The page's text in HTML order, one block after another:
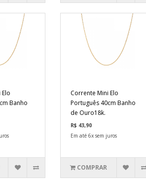
Banho
Corrente Mini Elo
Português 40cm Banho
de Ouro18k.
R$ 43,90
Em até 6x sem juros
COMPRAR